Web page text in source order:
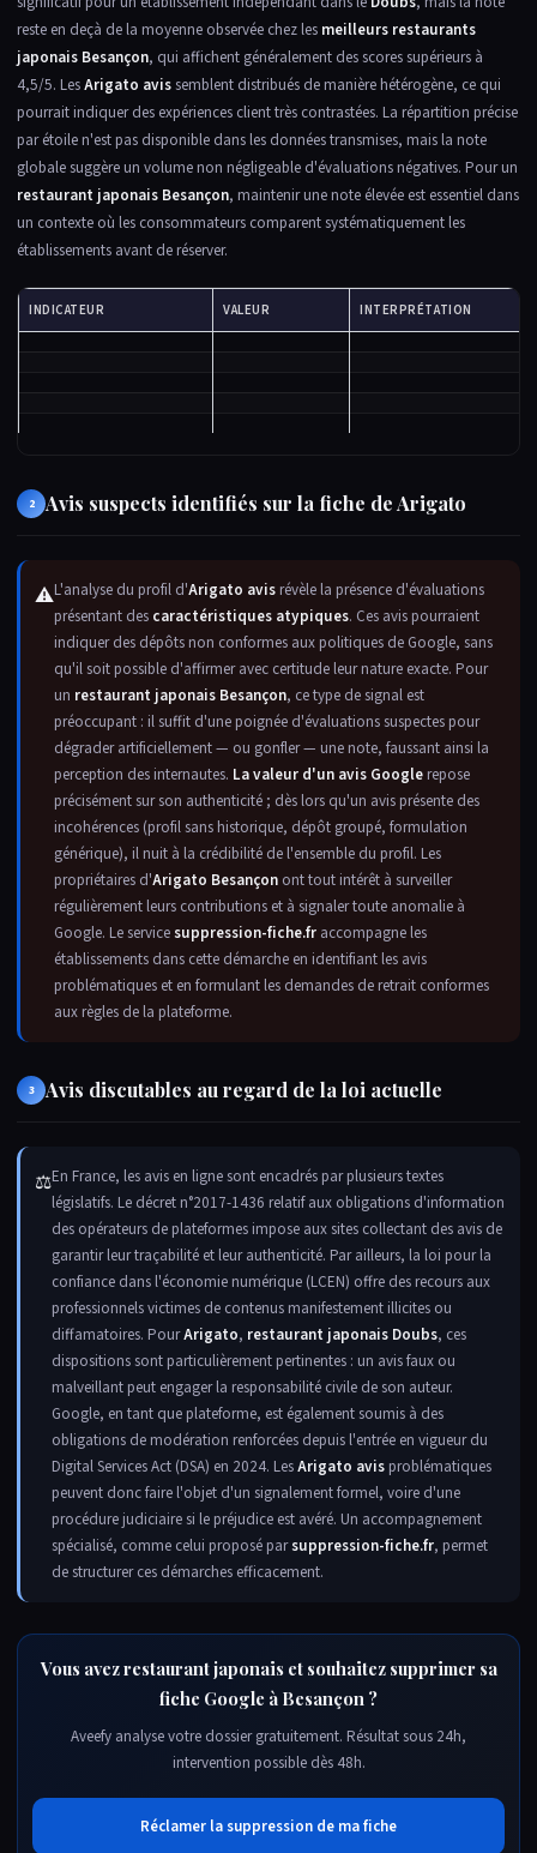
reste en deçà de la moyenne observée chez les meilleurs restaurants
japonais Besançon, qui affichent généralement des scores supérieurs à
4,5/5. LesArigato avissemblent distribués de manière hétérogène, ce qui
pourrait indiquer des expériences client très contrastées. La répartition précise
par étoile n'est pas disponible dans les données transmises, mais la note
globale suggère un volume non négligeable d'évaluations négatives. Pour un
restaurant japonais Besançon, maintenir une note élevée est essentiel dans
un contexte où les consommateurs comparent systématiquement les
établissements avant de réserver.
INDICATEUR VALEUR INTERPRÉTATION
2 Avis suspects identifiés sur la fiche de Arigato
⚠L'analyse du profil d'Arigato avis révèle la présence d'évaluations
présentant des caractéristiques atypiques. Ces avis pourraient
indiquer des dépôts non conformes aux politiques de Google, sans
qu'il soit possible d'affirmer avec certitude leur nature exacte. Pour
un restaurant japonais Besançon, ce type de signal est
préoccupant : il suffit d'une poignée d'évaluations suspectes pour
dégrader artificiellement — ou gonfler — une note, faussant ainsi la
perception des internautes. La valeur d'un avis Google repose
précisément sur son authenticité ; dès lors qu'un avis présente des
incohérences (profil sans historique, dépôt groupé, formulation
générique), il nuit à la crédibilité de l'ensemble du profil. Les
propriétaires d'Arigato Besançon ont tout intérêt à surveiller
régulièrement leurs contributions et à signaler toute anomalie à
Google. Le servicesuppression-fiche.fr accompagne les
établissements dans cette démarche en identifiant les avis
problématiques et en formulant les demandes de retrait conformes
aux règles de la plateforme.
3 Avis discutables au regard de la loi actuelle
⚖En France, les avis en ligne sont encadrés par plusieurs textes
législatifs. Le décret n°2017-1436 relatif aux obligations d'information
des opérateurs de plateformes impose aux sites collectant des avis de
garantir leur traçabilité et leur authenticité. Par ailleurs, la loi pour la
confiance dans l'économie numérique (LCEN) offre des recours aux
professionnels victimes de contenus manifestement illicites ou
diffamatoires. PourArigato, restaurant japonais Doubs, ces
dispositions sont particulièrement pertinentes : un avis faux ou
malveillant peut engager la responsabilité civile de son auteur.
Google, en tant que plateforme, est également soumis à des
obligations de modération renforcées depuis l'entrée en vigueur du
Digital Services Act (DSA) en 2024. LesArigato avis problématiques
peuvent donc faire l'objet d'un signalement formel, voire d'une
procédure judiciaire si le préjudice est avéré. Un accompagnement
spécialisé, comme celui proposé parsuppression-fiche.fr, permet
de structurer ces démarches efficacement.
Vous avez restaurant japonais et souhaitez supprimer sa
fiche Google à Besançon ?
Aveefy analyse votre dossier gratuitement. Résultat sous 24h,
intervention possible dès 48h.
Réclamer la suppression de ma fiche